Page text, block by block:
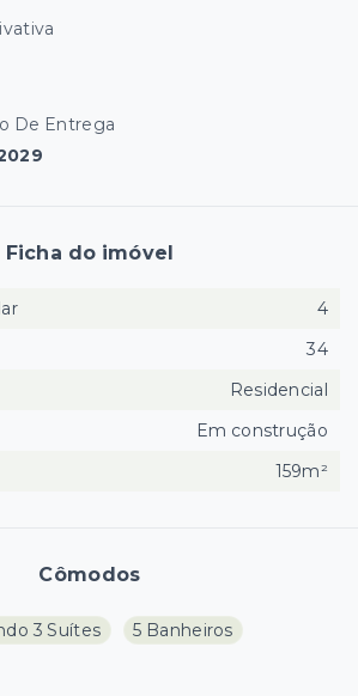
De Entrega
Cômodos
3 Suítes
5 Banheiros
Ficha do imóvel
4
34
Residencial
Em construção
159m²